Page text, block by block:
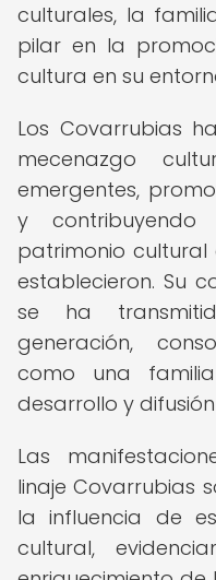
culturales, la
pilar en la
cultura en su
Los Covarrubias
mecenazgo
emergentes,
y contribuyendo
patrimonio
establecieron. Su
se ha
generación,
como una
desarrollo y
Las
linaje Covarrubias
la influencia de
cultural,